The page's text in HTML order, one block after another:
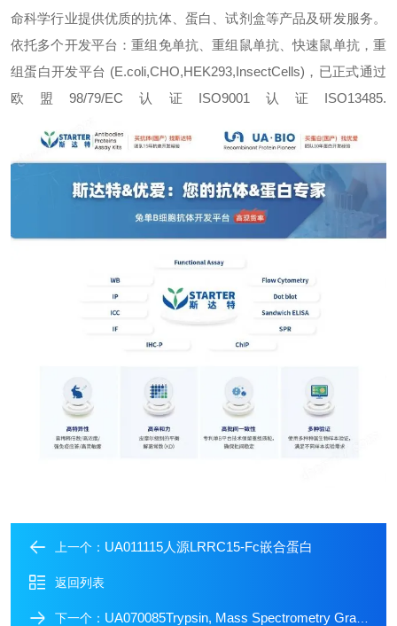
命科学行业提供优质的抗体、蛋白、试剂盒等产品及研发服务。
依托多个开发平台：重组免单抗、重组鼠单抗、快速鼠单抗，重
组蛋白开发平台 (E.coli,CHO,HEK293,InsectCells)，已正式通过
欧盟98/79/EC认证ISO9001认证ISO13485.
上一个： UA011115人源LRRC15-Fc嵌合蛋白
返回列表
下一个： UA070085Trypsin, Mass Spectrometry Grade